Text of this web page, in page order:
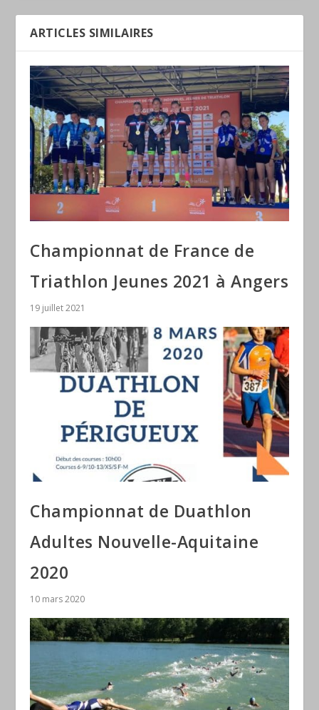
ARTICLES SIMILAIRES
Championnat de France de
Triathlon Jeunes 2021 à Angers
19 juillet 2021
Championnat de Duathlon
Adultes Nouvelle-Aquitaine
2020
10 mars 2020